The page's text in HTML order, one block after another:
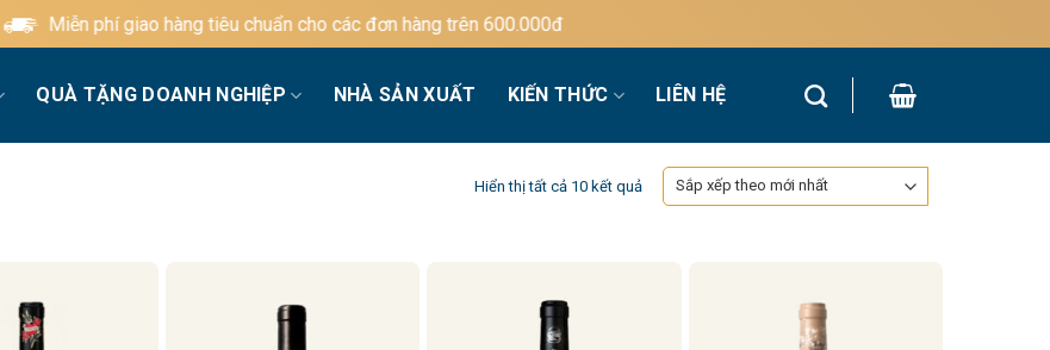
Miễn phí giao hàng tiêu chuẩn cho các đơn hàng trên 600.000đ
QUÀ TẶNG DOANH NGHIỆP NHÀ SẢN XUẤT KIẾN THỨC LIÊN HỆ
Hiển thị tất cả 10 kết quảĐã
sắp